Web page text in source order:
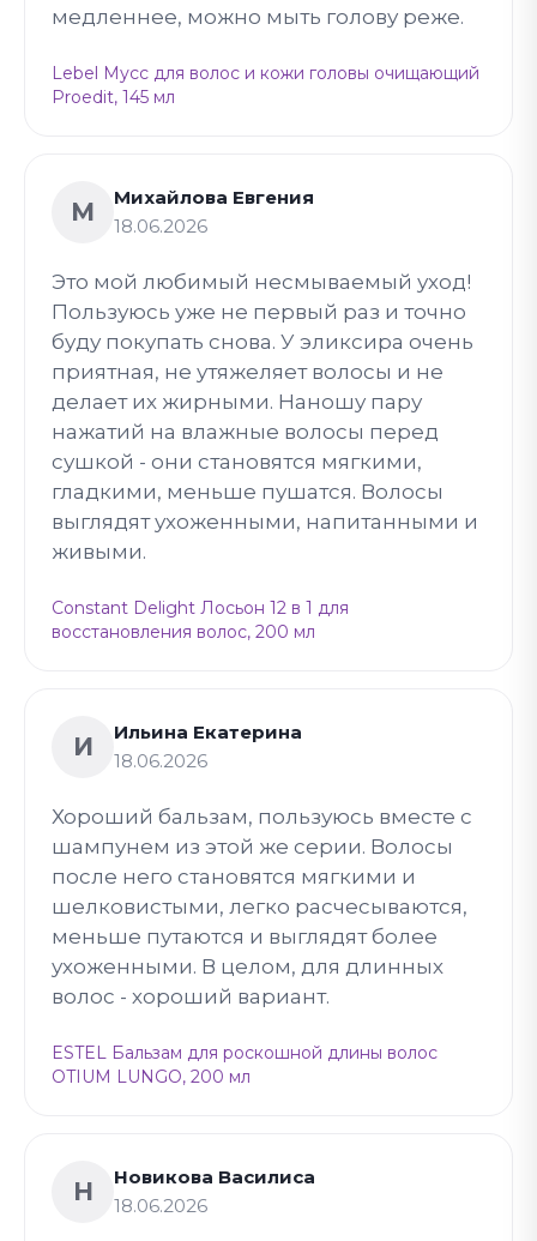
медленнее, можно мыть голову реже.
Lebel Мусс для волос и кожи головы очищающий
Proedit, 145 мл
М
Михайлова Евгения
18.06.2026
Это мой любимый несмываемый уход!
Пользуюсь уже не первый раз и точно
буду покупать снова. У эликсира очень
приятная, не утяжеляет волосы и не
делает их жирными. Наношу пару
нажатий на влажные волосы перед
сушкой - они становятся мягкими,
гладкими, меньше пушатся. Волосы
выглядят ухоженными, напитанными и
живыми.
Constant Delight Лосьон 12 в 1 для
восстановления волос, 200 мл
И
Ильина Екатерина
18.06.2026
Хороший бальзам, пользуюсь вместе с
шампунем из этой же серии. Волосы
после него становятся мягкими и
шелковистыми, легко расчесываются,
меньше путаются и выглядят более
ухоженными. В целом, для длинных
волос - хороший вариант.
ESTEL Бальзам для роскошной длины волос
OTIUM LUNGO, 200 мл
Н
Новикова Василиса
18.06.2026